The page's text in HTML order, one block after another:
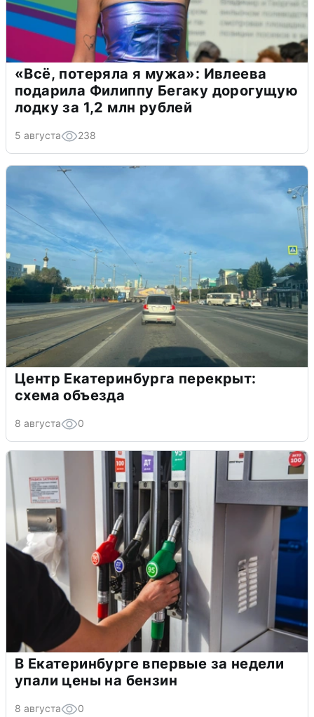
«Всё, потеряла я мужа»: Ивлеева
подарила Филиппу Бегаку дорогущую
лодку за 1,2 млн рублей
5 августа 238
Центр Екатеринбурга перекрыт:
схема объезда
8 августа 0
В Екатеринбурге впервые за недели
упали цены на бензин
8 августа 0